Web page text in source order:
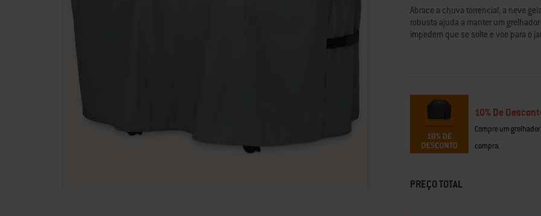
médio
de
classificação.
Read
mesma
página.
Abrace a chuva torrencial, a neve
robusta ajuda a manter um
impedem que se solte e voe para o
10% De
Compre um
compra.
PREÇO TOTAL